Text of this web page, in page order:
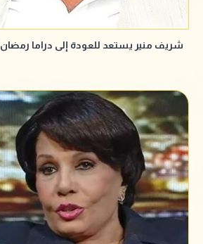
شريف منير يستعد للعودة إلى دراما رمضان 2027 بأكثر من اختيار